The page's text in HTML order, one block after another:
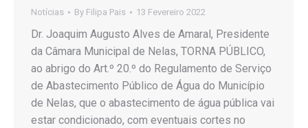
Notícias By Filipa Pais 13 Fevereiro 2022
Dr. Joaquim Augusto Alves de Amaral, Presidente
da Câmara Municipal de Nelas, TORNA PÚBLICO,
ao abrigo do Art.º 20.º do Regulamento de Serviço
de Abastecimento Público de Água do Município
de Nelas, que o abastecimento de água pública vai
estar condicionado, com eventuais cortes no